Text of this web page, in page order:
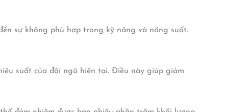
sự không phù hợp trong kỹ năng và năng suất.
suất của đội ngũ hiện tại. Điều này giúp giảm